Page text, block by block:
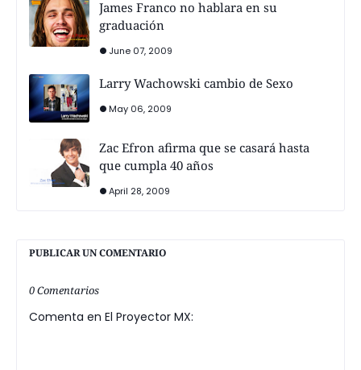
James Franco no hablara en su
graduación
June 07, 2009
Larry Wachowski cambio de Sexo
May 06, 2009
Zac Efron afirma que se casará hasta
que cumpla 40 años
April 28, 2009
PUBLICAR UN COMENTARIO
0 Comentarios
Comenta en El Proyector MX: